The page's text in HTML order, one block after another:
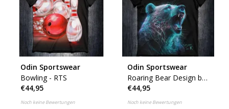
Odin Sportswear
Bowling - RTS
€44,95
Noch keine Bewertungen
Odin Sportswear
Roaring Bear Design by
K
€44,95
Noch keine Bewertungen